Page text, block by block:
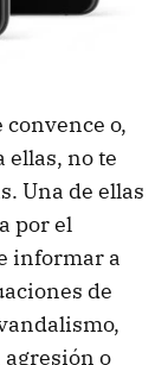
o,
ellas, no te
Una de ellas
por el
informar a
de
agresión o